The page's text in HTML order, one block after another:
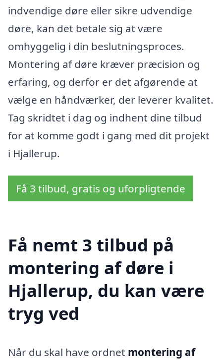
indvendige døre eller sikre udvendige
døre, kan det betale sig at være
omhyggelig i din beslutningsproces.
Montering af døre kræver præcision og
erfaring, og derfor er det afgørende at
vælge en håndværker, der leverer kvalitet.
Tag skridtet i dag og indhent dine tilbud
for at komme godt i gang med dit projekt
i Hjallerup.
Få 3 tilbud, gratis og uforpligtende
Få nemt 3 tilbud på
montering af døre i
Hjallerup, du kan være
tryg ved
Når du skal have ordnet montering af